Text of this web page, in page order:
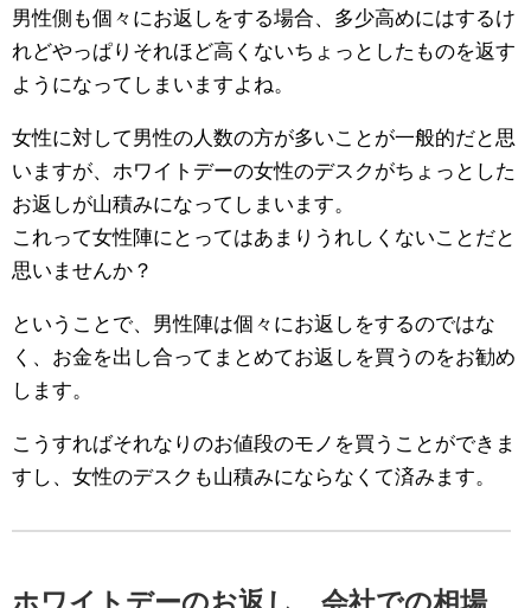
男性側も個々にお返しをする場合、多少高めにはするけ
れどやっぱりそれほど高くないちょっとしたものを返す
ようになってしまいますよね。
女性に対して男性の人数の方が多いことが一般的だと思
いますが、ホワイトデーの女性のデスクがちょっとした
お返しが山積みになってしまいます。
これって女性陣にとってはあまりうれしくないことだと
思いませんか？
ということで、男性陣は個々にお返しをするのではな
く、お金を出し合ってまとめてお返しを買うのをお勧め
します。
こうすればそれなりのお値段のモノを買うことができま
すし、女性のデスクも山積みにならなくて済みます。
ホワイトデーのお返し 会社での相場